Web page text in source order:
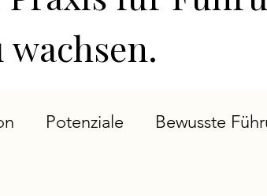
Potenziale Bewusste